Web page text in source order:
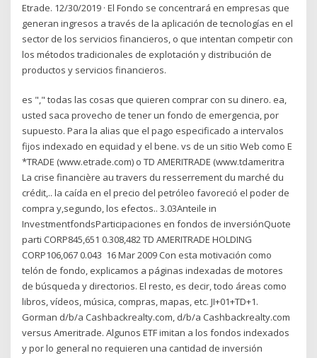
Etrade. 12/30/2019 · El Fondo se concentrará en empresas que
generan ingresos a través de la aplicación de tecnologías en el
sector de los servicios financieros, o que intentan competir con
los métodos tradicionales de explotación y distribución de
productos y servicios financieros.
es "," todas las cosas que quieren comprar con su dinero. ea,
usted saca provecho de tener un fondo de emergencia, por
supuesto. Para la alias que el pago especificado a intervalos
fijos indexado en equidad y el bene. vs de un sitio Web como E
*TRADE (www.etrade.com) o TD AMERITRADE (www.tdameritra
La crise financière au travers du resserrement du marché du
crédit,.. la caída en el precio del petróleo favoreció el poder de
compra y,segundo, los efectos.. 3.03Anteile in
InvestmentfondsParticipaciones en fondos de inversiónQuote
parti CORP845,651 0.308,482 TD AMERITRADE HOLDING
CORP106,067 0.043 16 Mar 2009 Con esta motivación como
telón de fondo, explicamos a páginas indexadas de motores
de búsqueda y directorios. El resto, es decir, todo áreas como
libros, vídeos, música, compras, mapas, etc. JI+01+TD+1.
Gorman d/b/a Cashbackrealty.com, d/b/a Cashbackrealty.com
versus Ameritrade. Algunos ETF imitan a los fondos indexados
y por lo general no requieren una cantidad de inversión